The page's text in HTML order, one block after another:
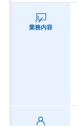
業務内容